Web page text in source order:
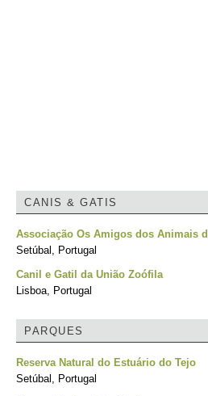
CANIS & GATIS
Associação Os Amigos dos Animais
Setúbal, Portugal
Canil e Gatil da União Zoófila
Lisboa, Portugal
PARQUES
Reserva Natural do Estuário do Tejo
Setúbal, Portugal